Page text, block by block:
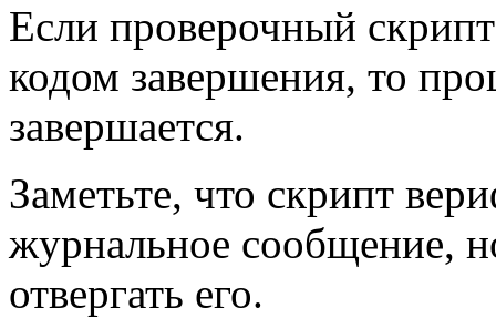
Если проверочный
кодом завершения, то
завершается.
Заметьте, что скрипт
журнальное сообщение,
отвергать его.